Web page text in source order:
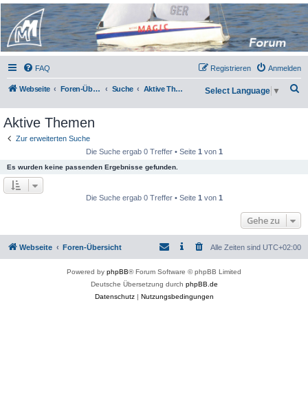
Micro Magic Forum
Deutschland
FAQ Anmelden
Registrieren
Webseite Foren-Übersicht Suche Aktive Themen Select Language ▼
Aktive Themen
Zur erweiterten Suche
Die Suche ergab 0 Treffer • Seite 1 von 1
Es wurden keine passenden Ergebnisse gefunden.
Die Suche ergab 0 Treffer • Seite 1 von 1
Gehe zu
Webseite Foren-Übersicht Alle Zeiten sind UTC+02:00
Powered by phpBB® Forum Software © phpBB Limited
Deutsche Übersetzung durch phpBB.de
Datenschutz| Nutzungsbedingungen